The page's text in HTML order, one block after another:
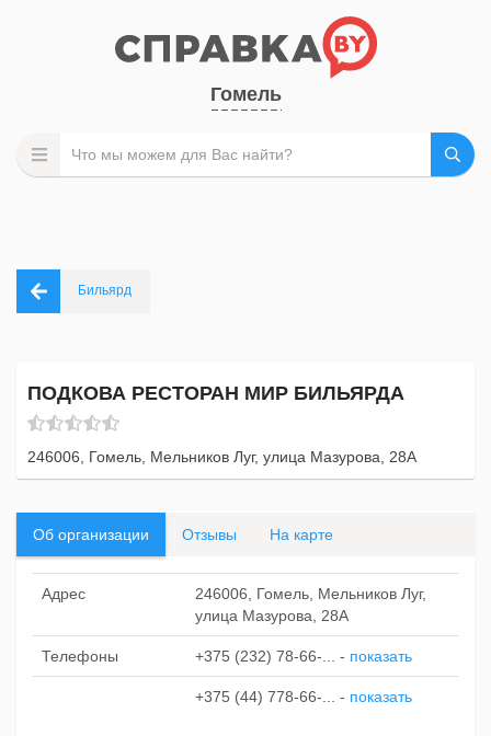
Гомель
Бильярд
ПОДКОВА РЕСТОРАН МИР БИЛЬЯРДА
246006, Гомель, Мельников Луг, улица Мазурова, 28А
Об организации Отзывы На карте
Адрес
246006, Гомель, Мельников Луг,
улица Мазурова, 28А
Телефоны +375 (232) 78-66-... - показать
+375 (44) 778-66-... - показать